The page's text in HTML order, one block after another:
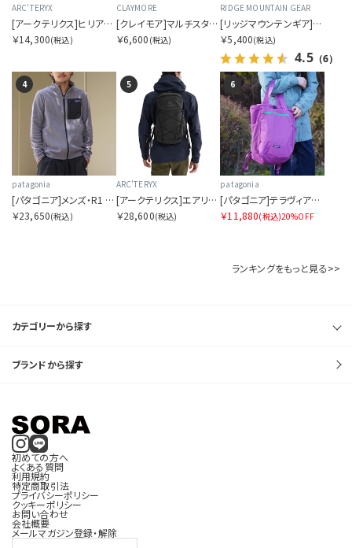
Y
Z
OTHERS
カラーを指定する
在庫を指定する
ARC'TERYX
[アークテリクス]ヒリアド 15 バックパック
￥14,300(税込)
CLAYMORE
[クレイモア]マルチスタンド
￥6,600 (税込)
RIDGE MOUNTAIN GEAR
[リッジマウンテンギア]サンシェード 2026
￥5,400(税込)
4.5（6）
4
patagonia
[パタゴニア]メンズ・R1 エア・ジャケット
￥23,650(税込)
5
ARC'TERYX
[アークテリクス]エアリオス 18 バックパック
￥28,600(税込)
6
patagonia
[パタゴニア]テラヴィア・トート・パック 24L
￥11,880(税込)20%OFF
ランキングをもっと見る>>
カテゴリーから探す
ブランドから探す
初めての方へ
よくある質問
利用規約
特定商取引法
プライバシーポリシー
クッキーポリシー
お問い合わせ
会社概要
メールマガジン登録・解除